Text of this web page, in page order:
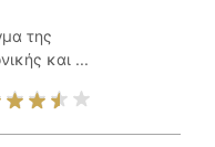
της
και ...